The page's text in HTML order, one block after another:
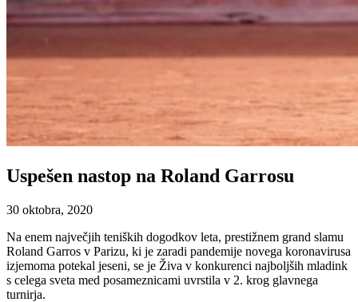
Uspešen nastop na Roland Garrosu
30 oktobra, 2020
Na enem največjih teniških dogodkov leta, prestižnem grand slamu
Roland Garros v Parizu, ki je zaradi pandemije novega koronavirusa
izjemoma potekal jeseni, se je Živa v konkurenci najboljših mladink
s celega sveta med posameznicami uvrstila v 2. krog glavnega
turnirja.